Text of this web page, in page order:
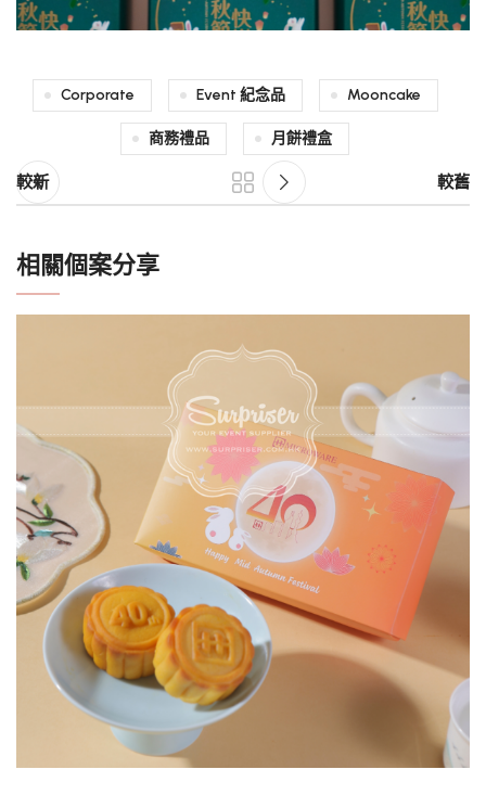
Corporate Event 紀念品 Mooncake
商務禮品 月餅禮盒
較新 較舊
相關個案分享